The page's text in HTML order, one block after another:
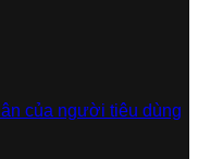
của người tiêu dùng